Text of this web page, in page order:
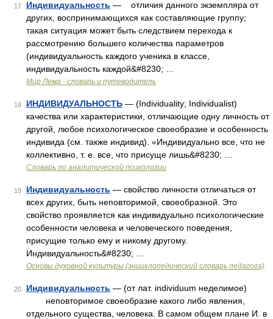
17 Индивидуальность — отличия данного экземпляра от
других, воспринимающихся как составляющие группу;
такая ситуация может быть следствием перехода к
рассмотрению большего количества параметров
(индивидуальность каждого ученика в классе,
индивидуальность каждой&#8230; …
Мир Лема - словарь и путеводитель
18 ИНДИВИДУАЛЬНОСТЬ — (Individuality; Individualist)
качества или характеристики, отличающие одну личность от
другой, любое психологическое своеобразие и особенность
индивида (см. также индивид). «Индивидуально все, что не
коллективно, т. е. все, что присуще лишь&#8230; …
Словарь по аналитической психологии
19 Индивидуальность — свойство личности отличаться от
всех других, быть неповторимой, своеобразной. Это
свойство проявляется как индивидуально психологические
особенности человека и человеческого поведения,
присущие только ему и никому другому.
Индивидуальность&#8230; …
Основы духовной культуры (энциклопедический словарь педагога)
20 Индивидуальность — (от лат. individuum неделимое)
неповторимое своеобразие какого либо явления,
отдельного существа, человека. В самом общем плане И. в